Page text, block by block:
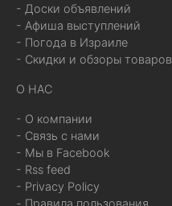
- Доски объявлений
- Афиша выступлений
- Погода в Израиле
- Скидки и обзоры товаров
О НАС
- О компании
- Связь с нами
- Мы в Facebook
- Rss feed
- Privacy Policy
- Правила пользования